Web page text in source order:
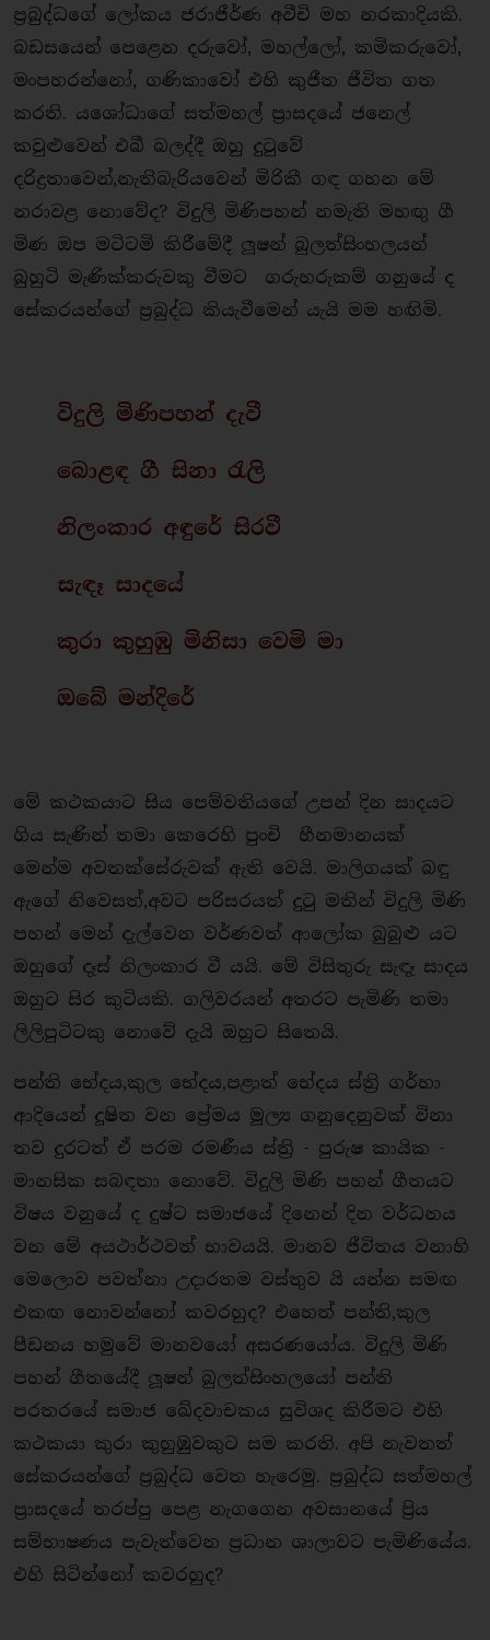
ප්‍රබුද්ධගේ ලෝකය ජරාජීර්ණ අවීචි මහ නරකාදියකි.
බඩසයෙන් පෙ⁣ළෙන දරුවෝ, මහල්ලෝ, කමිකරුවෝ,
මංපහරන්නෝ, ගණිකාවෝ එහි කුජීත ජීවිත ගත
කරති. යශෝධාගේ සත්මහල් ප්‍රාසදයේ ජනෙල්
කවුළුවෙන් එබී බලද්දී ඔහු දුටුවේ
දරිද්‍රතාවෙන්,නැතිබැරියවෙන් මිරිකී ගඳ ගහන මේ
නරාවළ නොවේද? විදුලි මිණිපහන් නමැති මහඟු ගී
මිණ ඔප මටිටමි කිරීමේදී ලූෂන් බුලත්සිංහලයන්
බුහුටි මැණික්කරුවකු වීමට ගරුහරුකම් ගනුයේ ද
සේකරයන්ගේ ප්‍රබුද්ධ කියැවීමෙන් යැයි මම හඟිමි.
විදුලි මිණිපහන් දැවී
බොළඳ ගී සිනා රැලි
නිලංකාර අඳුරේ සිරවී
සැඳෑ සාදයේ
කුරා කුහුඹු මිනිසා වෙමි මා
ඔබේ මන්දිරේ
මේ කථකයාට සිය පෙම්වතියගේ උපන් දින සාදයට
ගිය සැණින් තමා කෙරෙහි පුංචි හීනමානයක්
මෙන්ම අවතක්සේරුවක් ඇති වෙයි. මාලිගයක් බඳු
ඇගේ නිවෙසත්,අවට පරිසරයත් දුටු මතින් විදුලි මිණි
පහන් මෙන් දැල්වෙන වර්ණවත් ආලෝක බුබුළු යට
ඔහුගේ දෑස් නිලංකාර වී යයි. මේ විසිතුරු සැඳෑ සාදය
ඔහුට සිර කුටියකි. ගලිවරයන් අතරට පැමිණි තමා
ලිලිපුටිටකු නොවේ දැයි ඔහුට සිතෙයි.
පන්ති⁣ භේදය,කුල භේදය,පළාත් භේදය ස්ත්‍රි ගර්හා
ආදියෙන් දූෂිත වන ප්‍රේමය මූල්‍ය ගනුදෙනුවක් විනා
තව දුරටත් ඒ පරම රමණීය ස්ත්‍රි - පුරුෂ කායික -
මානසික සබඳතා නොවේ. විදුලි මිණි පහන් ගීතයට
විෂය වනුයේ ද දුෂ්ට සමාජයේ දිනෙන් දින වර්ධනය
වන මේ අයථාර්ථවත් භාවයයි. මානව ජීවිතය වනාහි
මෙලොව පවත්නා උදාරතම වස්තුව යි යන්න සමඟ
එකඟ නොවන්නෝ කවරහුද? එහෙත් පන්ති,කුල
පීඩනය හමුවේ මානවයෝ අසරණයෝය. විදුලි මිණි
පහන් ගීතයේදී ලූෂන් බුලත්සිංහලයෝ පන්ති
පරතරයේ සමාජ ඛේදවාචකය සුවිශද කිරීමට එහි
කථකයා කුරා කුහුඹුවකුට සම කරති. අපි නැවතත්
සේකරයන්ගේ ප්‍රබුද්ධ වෙත හැරෙමු. ප්‍රබුද්ධ සත්මහල්
ප්‍රාසදයේ තරප්පු පෙළ නැගගෙන අවසානයේ ප්‍රිය
සම්භාෂණය පැවැත්වෙන ප්‍රධාන ශාලාවට පැමිණියේය.
එහි සිටින්නෝ කවරහුද?